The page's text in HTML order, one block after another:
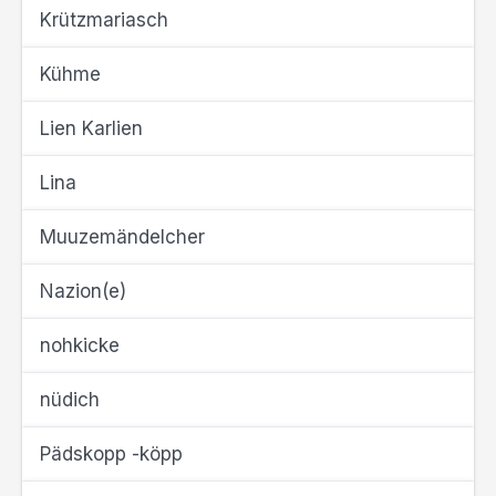
Krützmariasch
Kühme
Lien Karlien
Lina
Muuzemändelcher
Nazion(e)
nohkicke
nüdich
Pädskopp -köpp